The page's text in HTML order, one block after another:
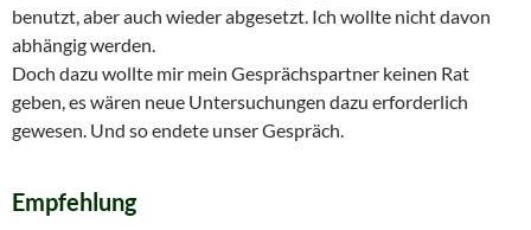
benutzt, aber auch wieder abgesetzt. Ich wollte nicht davon
abhängig werden.
Doch dazu wollte mir mein Gesprächspartner keinen Rat
geben, es wären neue Untersuchungen dazu erforderlich
gewesen. Und so endete unser Gespräch.
Empfehlung